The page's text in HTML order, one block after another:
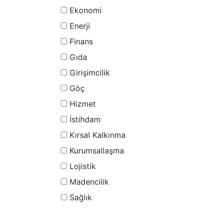
Ekonomi
Enerji
Finans
Gıda
Girişimcilik
Göç
Hizmet
İstihdam
Kırsal Kalkınma
Kurumsallaşma
Lojistik
Madencilik
Sağlık